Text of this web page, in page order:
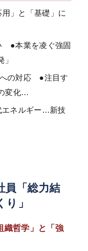
」と「基礎」に
●本業を凌ぐ強固
の対応 ●注目す
変化…
エネルギー…新技
員「総力結
」
織哲学」と「強